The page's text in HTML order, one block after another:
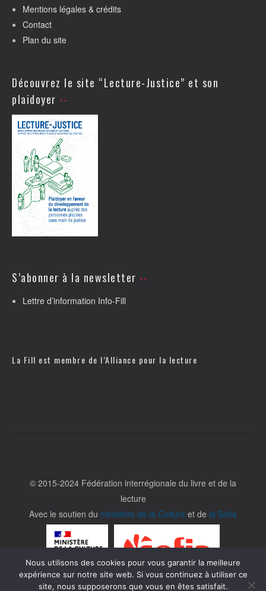
Mentions légales & crédits
Contact
Plan du site
Découvrez le site “Lecture-Justice” et son
plaidoyer
S’abonner à la newsletter
Lettre d’information Info-Fill
La Fill est membre de l’Alliance pour la lecture
© 2015-2024 Fédération interrégionale du livre et de la
lecture
Avec le soutien du ministère de la Culture et de la Sofia
Nous utilisons des cookies pour vous garantir la meilleure
expérience sur notre site web. Si vous continuez à utiliser ce
site, nous supposerons que vous en êtes satisfait.